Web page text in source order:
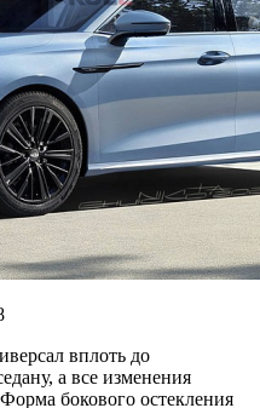
вплоть до
а все изменения
бокового остекления